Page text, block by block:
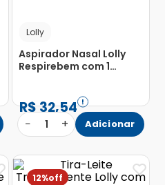
Lolly
Aspirador Nasal Lolly
Respirebem com 1
R$32,54
− 1 + Adicionar
12%